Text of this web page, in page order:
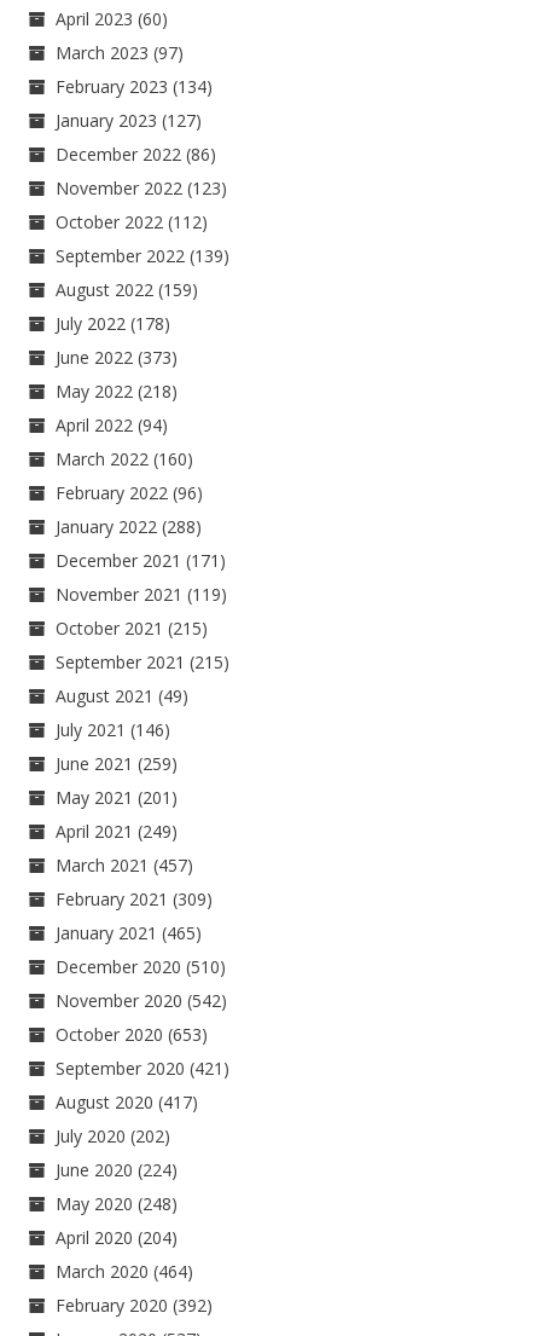
April 2023 (60)
March 2023 (97)
February 2023 (134)
January 2023 (127)
December 2022 (86)
November 2022 (123)
October 2022 (112)
September 2022 (139)
August 2022 (159)
July 2022 (178)
June 2022 (373)
May 2022 (218)
April 2022 (94)
March 2022 (160)
February 2022 (96)
January 2022 (288)
December 2021 (171)
November 2021 (119)
October 2021 (215)
September 2021 (215)
August 2021 (49)
July 2021 (146)
June 2021 (259)
May 2021 (201)
April 2021 (249)
March 2021 (457)
February 2021 (309)
January 2021 (465)
December 2020 (510)
November 2020 (542)
October 2020 (653)
September 2020 (421)
August 2020 (417)
July 2020 (202)
June 2020 (224)
May 2020 (248)
April 2020 (204)
March 2020 (464)
February 2020 (392)